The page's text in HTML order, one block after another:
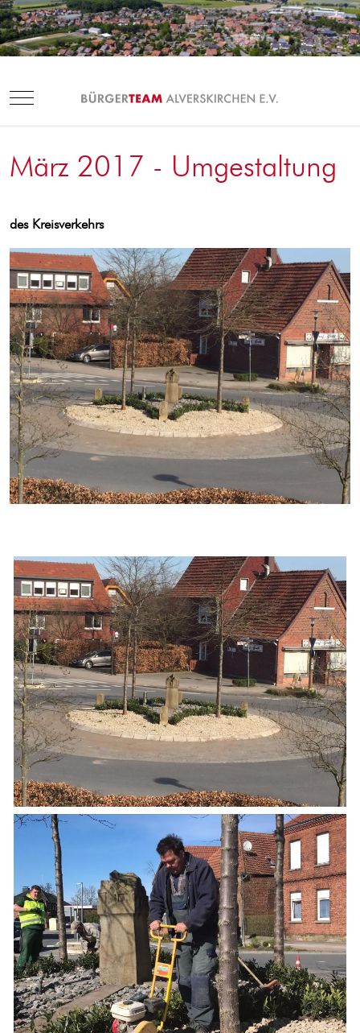
Mobile Menu Toggle
März 2017 - Umgestaltung
des Kreisverkehrs